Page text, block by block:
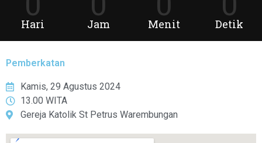
Hari Jam Menit Detik
Pemberkatan
Kamis, 29 Agustus 2024
13.00 WITA
Gereja Katolik St Petrus Warembungan